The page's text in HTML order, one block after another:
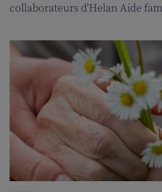
collaborateurs d'Helan Aide
pourquoi nous avons fait appel
‘ligne d’oxygène’ pour donner
nos soignant(e)s, et leur
encore mieux s’occuper de